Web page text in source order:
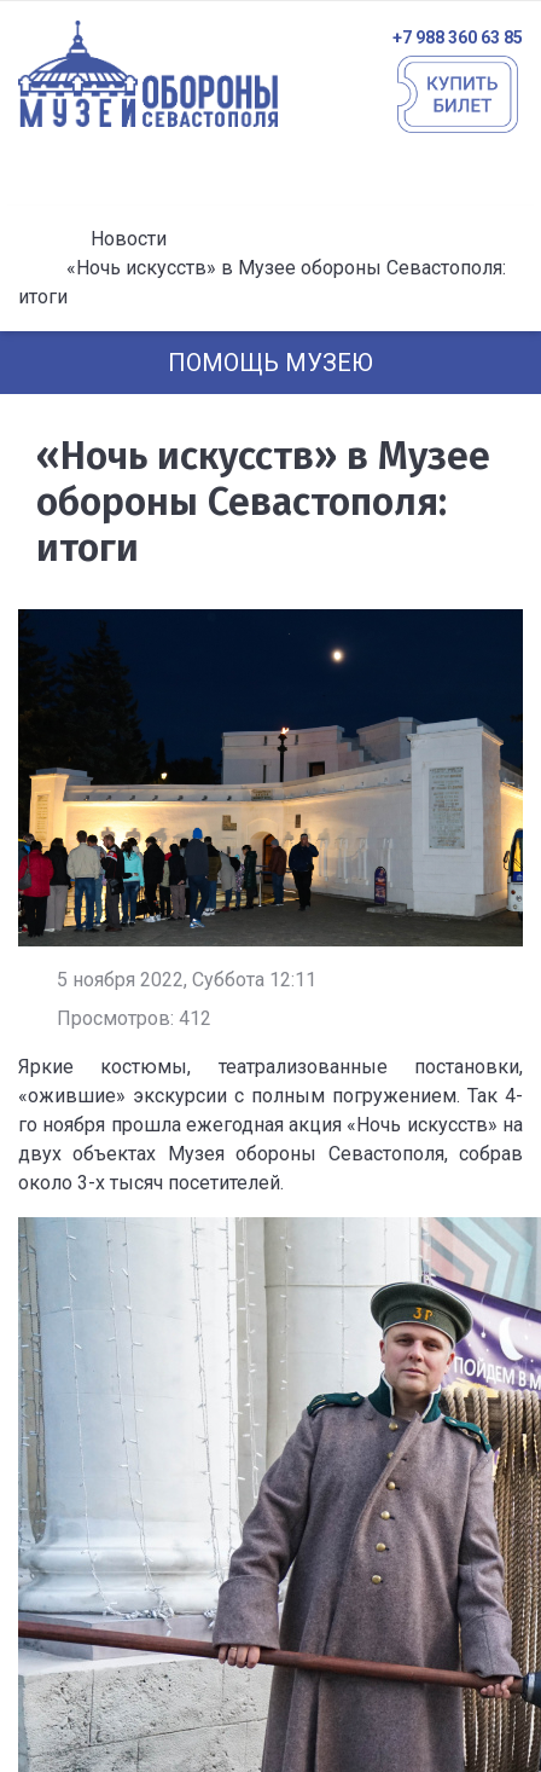
+7 988 360 63 85
Новости
«Ночь искусств» в Музее обороны Севастополя:
итоги
ПОМОЩЬ МУЗЕЮ
«Ночь искусств» в Музее
обороны Севастополя:
итоги
5 ноября 2022, Суббота 12:11
Просмотров: 412
Яркие костюмы, театрализованные постановки,
«ожившие» экскурсии с полным погружением. Так 4-
го ноября прошла ежегодная акция «Ночь искусств» на
двух объектах Музея обороны Севастополя, собрав
около 3-х тысяч посетителей.